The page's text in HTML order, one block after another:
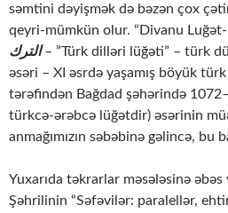
səmtini dəyişmək də bəzən çox
qeyri-mümkün olur. “Divanu Luğət-
الترك– ”Türk dilləri lüğəti” – türk
əsəri – XI əsrdə yaşamış böyük
tərəfindən Bağdad şəhərində
türkcə-ərəbcə lüğətdir) əsərinin
anmağımızın səbəbinə gəlincə,
Yuxarıda təkrarlar məsələsinə
Şəhrilinin “Səfəvilər: paralellər,